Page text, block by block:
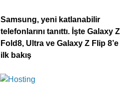
Samsung, yeni katlanabilir
telefonlarını tanıttı. İşte Galaxy Z
Fold8, Ultra ve Galaxy Z Flip 8’e
ilk bakış